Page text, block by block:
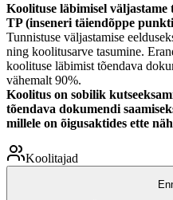
Koolituse läbimisel
TP (inseneri täiendõppe
Tunnistuse väljastamise
ning koolitusarve tasumine.
koolituse läbimist tõendava
vähemalt 90%.
Koolitus on sobilik
tõendava dokumendi
millele on õigusaktides ette
Koolitajad